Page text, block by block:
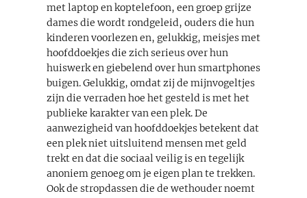
met laptop en koptelefoon, een groep grijze
dames die wordt rondgeleid, ouders die hun
kinderen voorlezen en, gelukkig, meisjes met
hoofddoekjes die zich serieus over hun
huiswerk en giebelend over hun smartphones
buigen. Gelukkig, omdat zij de mijnvogeltjes
zijn die verraden hoe het gesteld is met het
publieke karakter van een plek. De
aanwezigheid van hoofddoekjes betekent dat
een plek niet uitsluitend mensen met geld
trekt en dat die sociaal veilig is en tegelijk
anoniem genoeg om je eigen plan te trekken.
Ook de stropdassen die de wethouder noemt